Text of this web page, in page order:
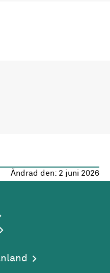
Ändrad den: 2 juni 2026